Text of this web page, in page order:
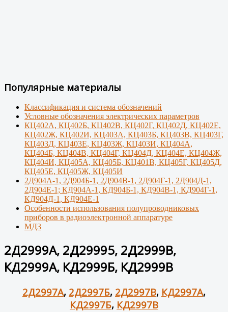
Популярные материалы
Классификация и система обозначений
Условные обозначения электрических параметров
КЦ402А, КЦ402Б, КЦ402В, КЦ402Г, КЦ402Д, КЦ402Е,
КЦ402Ж, КЦ402И, КЦ403А, КЦ403Б, КЦ403В, КЦ403Г,
КЦ403Д, КЦ403Е, КЦ403Ж, КЦ403И, КЦ404А,
КЦ404Б, КЦ404В, КЦ404Г, КЦ404Д, КЦ404Е, КЦ404Ж,
КЦ404И, КЦ405А, КЦ405Б, КЦ401В, КЦ405Г, КЦ405Д,
КЦ405Е, КЦ405Ж, КЦ405И
2Д904А-1, 2Д904Б-1, 2Д904В-1, 2Д904Г-1, 2Д904Д-1,
2Д904Е-1; КД904А-1, КД904Б-1, КД904В-1, КД904Г-1,
КД904Д-1, КД904Е-1
Особенности использования полупроводниковых
приборов в радиоэлектронной аппаратуре
МД3
2Д2999А, 2Д29995, 2Д2999В,
КД2999А, КД2999Б, КД2999В
2Д2997А, 2Д2997Б, 2Д2997В, КД2997А,
КД2997Б, КД2997В